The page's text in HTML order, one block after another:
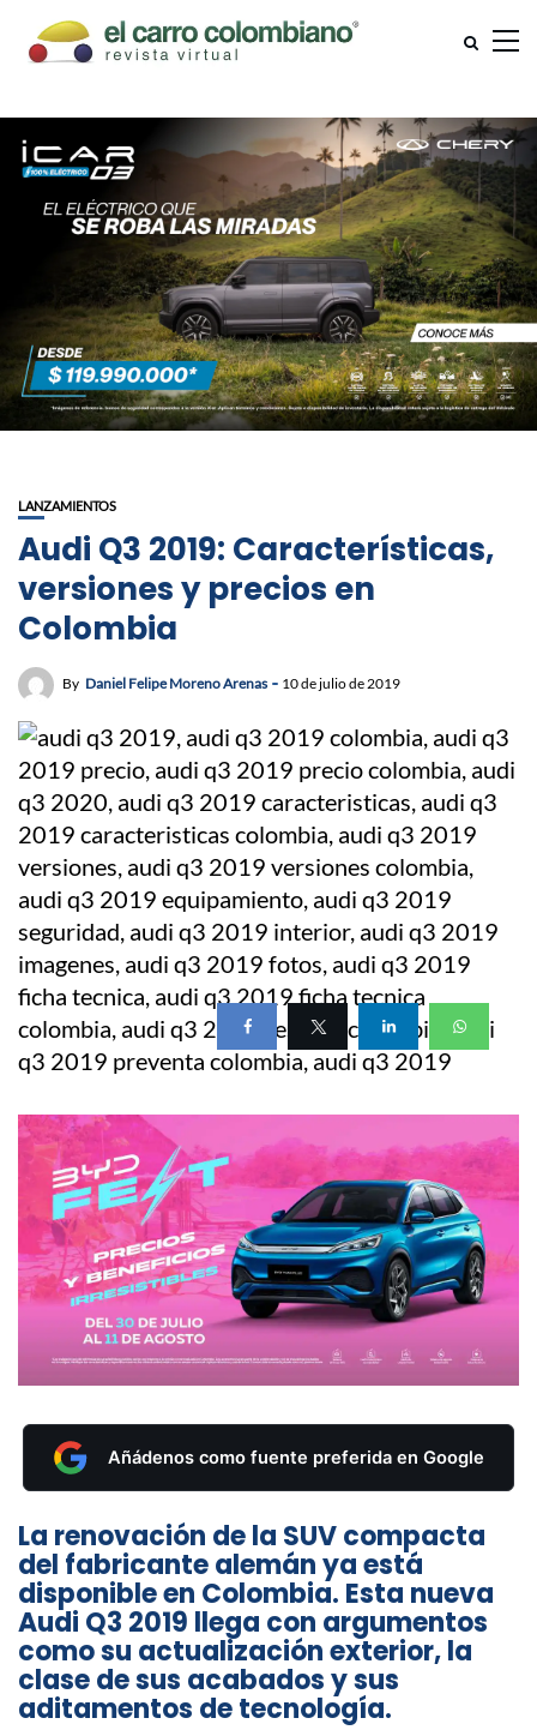
LANZAMIENTOS
Audi Q3 2019: Características,
versiones y precios en
Colombia
By Daniel Felipe Moreno Arenas 10 de julio de 2019
Añádenos como fuente preferida en Google
La renovación de la SUV compacta
del fabricante alemán ya está
disponible en Colombia. Esta nueva
Audi Q3 2019 llega con argumentos
como su actualización exterior, la
clase de sus acabados y sus
aditamentos de tecnología.